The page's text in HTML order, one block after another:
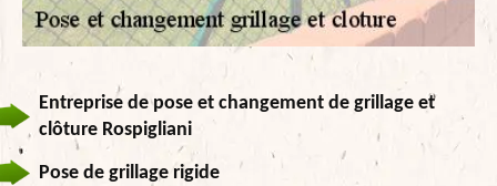
Entreprise de pose et changement de grillage et
clôture Rospigliani
Pose de grillage rigide